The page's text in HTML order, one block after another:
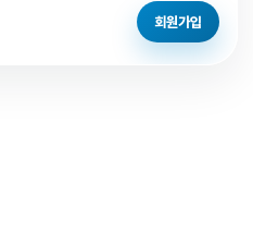
회원가입